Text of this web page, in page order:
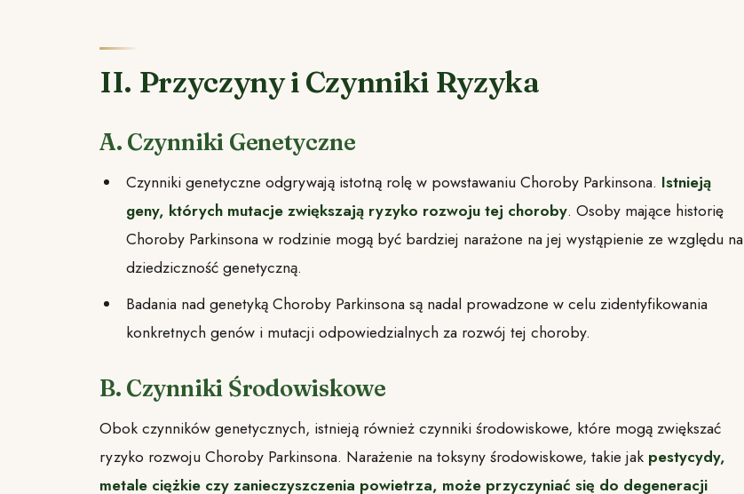
II. Przyczyny i Czynniki Ryzyka
A. Czynniki Genetyczne
Czynniki genetyczne odgrywają istotną rolę w powstawaniu Choroby Parkinsona. Istnieją
geny, których mutacje zwiększają ryzyko rozwoju tej choroby. Osoby mające historię
Choroby Parkinsona w rodzinie mogą być bardziej narażone na jej wystąpienie ze względu na
dziedziczność genetyczną.
Badania nad genetyką Choroby Parkinsona są nadal prowadzone w celu zidentyfikowania
konkretnych genów i mutacji odpowiedzialnych za rozwój tej choroby.
B. Czynniki Środowiskowe
Obok czynników genetycznych, istnieją również czynniki środowiskowe, które mogą zwiększać
ryzyko rozwoju Choroby Parkinsona. Narażenie na toksyny środowiskowe, takie jak pestycydy,
metale ciężkie czy zanieczyszczenia powietrza, może przyczyniać się do degeneracji